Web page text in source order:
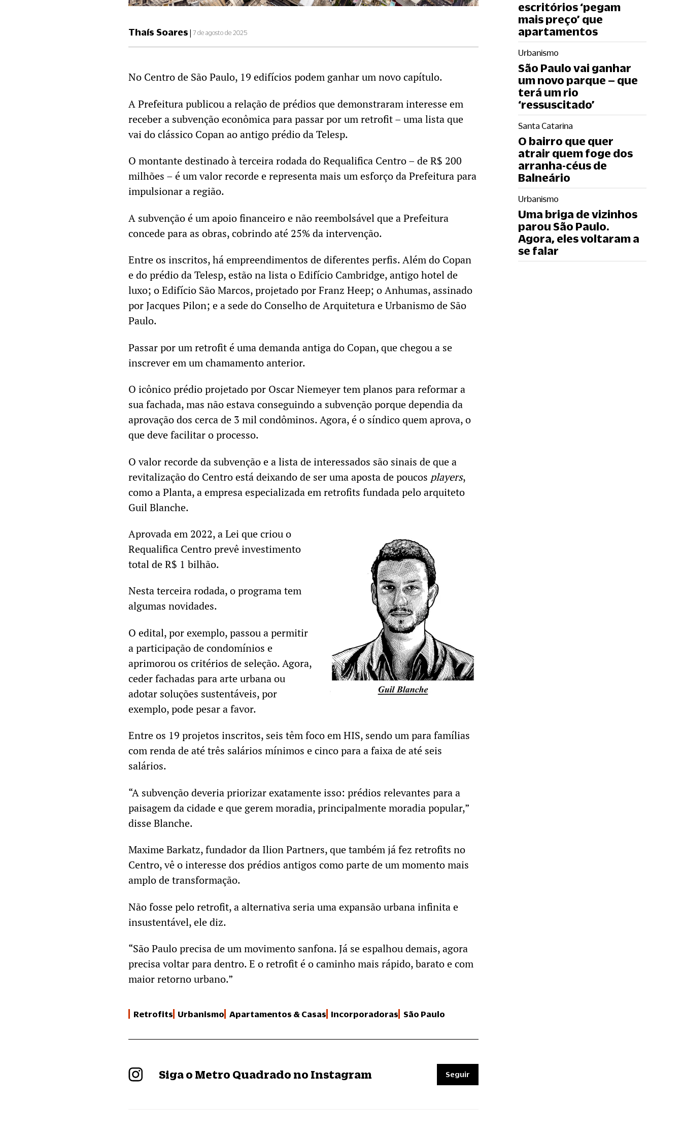
Thaís Soares| 7 de agosto de 2025
No Centro de São Paulo, 19 edifícios podem ganhar um novo capítulo.
A Prefeitura publicou a relação de prédios que demonstraram interesse em
receber a subvenção econômica para passar por um retrofit– uma lista que
vai do clássico Copan ao antigo prédio da Telesp.
O montante destinado à terceira rodada do Requalifica Centro – de R$ 200
milhões – é um valor recorde e representa mais um esforço da Prefeitura para
impulsionar a região.
A subvenção é um apoio financeiro e não reembolsável que a Prefeitura
concede para as obras, cobrindo até 25% da intervenção.
Entre os inscritos, há empreendimentos de diferentes perfis. Além do Copan
e do prédio da Telesp, estão na lista o Edifício Cambridge, antigo hotel de
luxo; o Edifício São Marcos, projetado por Franz Heep; o Anhumas, assinado
por Jacques Pilon; e a sede do Conselho de Arquitetura e Urbanismo de São
Paulo.
Passar por um retrofit é uma demanda antiga do Copan, que chegou a se
inscrever em um chamamento anterior.
O icônico prédio projetado por Oscar Niemeyer tem planos para reformar a
sua fachada, mas não estava conseguindo a subvenção porque dependia da
aprovação dos cerca de 3 mil condôminos. Agora, é o síndico quem aprova, o
que deve facilitar o processo.
O valor recorde da subvenção e a lista de interessados são sinais de que a
revitalização do Centro está deixando de ser uma aposta de poucos players,
como a Planta, a empresa especializada em retrofits fundada pelo arquiteto
Guil Blanche.
Aprovada em 2022, a Lei que criou o
Requalifica Centro prevê investimento
total de R$ 1 bilhão.
Nesta terceira rodada, o programa tem
algumas novidades.
O edital, por exemplo, passou a permitir
a participação de condomínios e
aprimorou os critérios de seleção. Agora,
ceder fachadas para arte urbana ou
adotar soluções sustentáveis, por
exemplo, pode pesar a favor.
Entre os 19 projetos inscritos, seis têm foco em HIS, sendo um para famílias
com renda de até três salários mínimos e cinco para a faixa de até seis
salários.
“A subvenção deveria priorizar exatamente isso: prédios relevantes para a
paisagem da cidade e que gerem moradia, principalmente moradia popular,”
disse Blanche.
Maxime Barkatz, fundador da Ilion Partners, que também já fez retrofits no
Centro, vê o interesse dos prédios antigos como parte de um momento mais
amplo de transformação.
Não fosse pelo retrofit, a alternativa seria uma expansão urbana infinita e
insustentável, ele diz.
“São Paulo precisa de um movimento sanfona. Já se espalhou demais, agora
precisa voltar para dentro. E o retrofit é o caminho mais rápido, barato e com
maior retorno urbano.”
Retrofits Urbanismo Apartamentos & Casas Incorporadoras São Paulo
Siga o Metro Quadrado no Instagram Seguir
escritórios ‘pegam
mais preço’ que
apartamentos
Urbanismo
São Paulo vai ganhar
um novo parque – que
terá um rio
‘ressuscitado’
Santa Catarina
O bairro que quer
atrair quem foge dos
arranha-céus de
Balneário
Urbanismo
Uma briga de vizinhos
parou São Paulo.
Agora, eles voltaram a
se falar